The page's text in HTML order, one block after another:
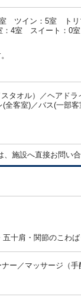
ツイン：5室 ト
4室 スイート：0
タオル）／ヘアド
客室)／バス(一部
施設へ直接お問い合
十肩・関節のこわば
ー／マッサージ（手